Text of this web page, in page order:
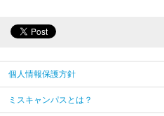
個人情報保護方針
ミスキャンパスとは？